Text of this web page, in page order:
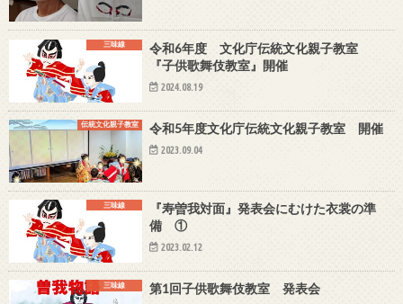
三味線
令和6年度 文化庁伝統文化親子教室
『子供歌舞伎教室』開催
2024.08.19
伝統文化親子教室 令和5年度文化庁伝統文化親子教室 開催
2023.09.04
三味線
『寿曽我対面』発表会にむけた衣裳の準
備 ①
2023.02.12
三味線 第1回子供歌舞伎教室 発表会